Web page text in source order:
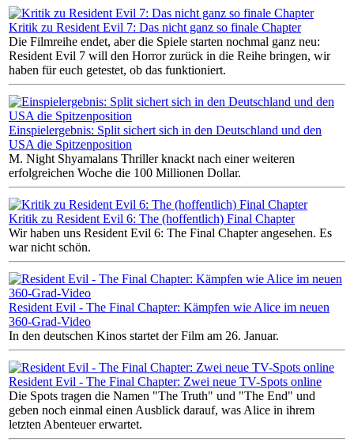
Kritik zu Resident Evil 7: Das nicht ganz so finale Chapter
Die Filmreihe endet, aber die Spiele starten nochmal ganz neu:
Resident Evil 7 will den Horror zurück in die Reihe bringen, wir
haben für euch getestet, ob das funktioniert.
Einspielergebnis: Split sichert sich in den Deutschland und den
USA die Spitzenposition
M. Night Shyamalans Thriller knackt nach einer weiteren
erfolgreichen Woche die 100 Millionen Dollar.
Kritik zu Resident Evil 6: The (hoffentlich) Final Chapter
Wir haben uns Resident Evil 6: The Final Chapter angesehen. Es
war nicht schön.
Resident Evil - The Final Chapter: Kämpfen wie Alice im neuen
360-Grad-Video
In den deutschen Kinos startet der Film am 26. Januar.
Resident Evil - The Final Chapter: Zwei neue TV-Spots online
Die Spots tragen die Namen "The Truth" und "The End" und
geben noch einmal einen Ausblick darauf, was Alice in ihrem
letzten Abenteuer erwartet.